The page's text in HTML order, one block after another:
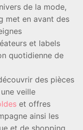
de la mode,
met en avant des
et labels
quotidienne de
des pièces
veille
et offres
ainsi les
et de shopping